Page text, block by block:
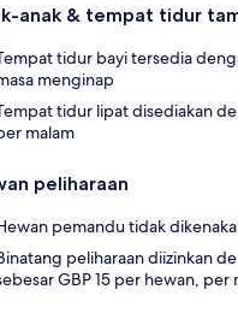
anak & tempat tidur
tidur bayi tersedia
menginap
tidur lipat disediakan
malam
peliharaan
pemandu tidak
peliharaan diizinkan
GBP 15 per hewan, per